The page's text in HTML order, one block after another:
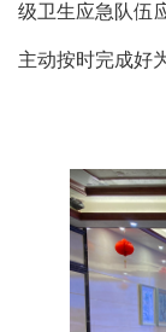
级卫生应急队伍
主动按时完成好